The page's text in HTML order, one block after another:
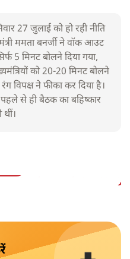
27 जुलाई को हो रही नीति
ममता बनर्जी ने वॉक आउट
5 मिनट बोलने दिया गया,
को 20-20 मिनट बोलने
विपक्ष ने फीका कर दिया है।
से ही बैठक का बहिष्कार
status/